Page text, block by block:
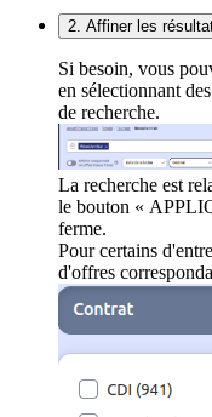
2. Affiner les
Si besoin, vous
en sélectionnant
de recherche.
La recherche est
le bouton «
ferme.
Pour certains
d'offres